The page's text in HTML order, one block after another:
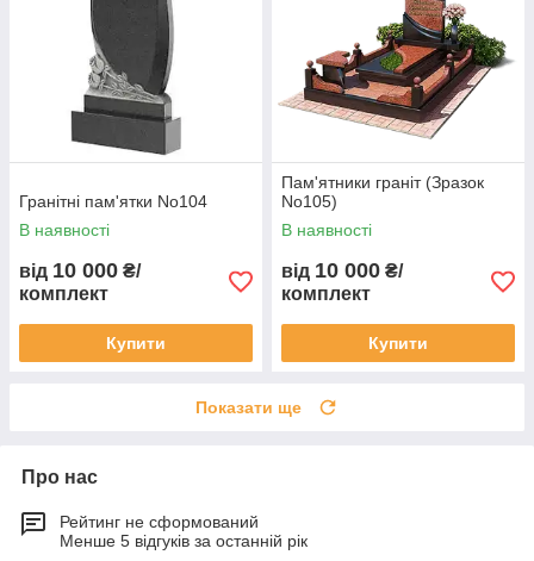
Гранітні пам'ятки No104
В наявності
від 10 000 ₴/
комплект
Купити
Пам'ятники граніт (Зразок
No105)
В наявності
від 10 000 ₴/
комплект
Купити
Показати ще
Про нас
Рейтинг не сформований
Менше 5 відгуків за останній рік